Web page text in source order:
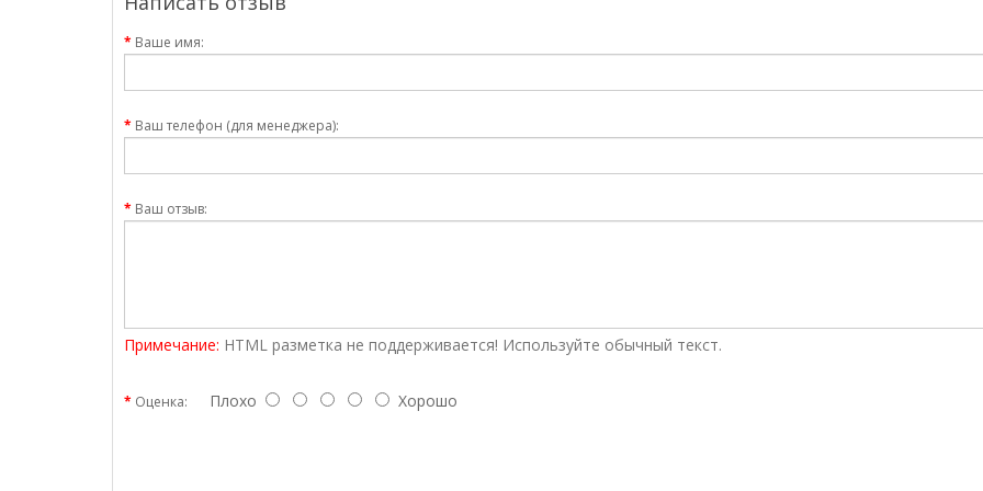
Ваше имя:
Ваш телефон (для менеджера):
Ваш отзыв:
Примечание: HTML разметка не поддерживается! Используйте обычный текст.
Оценка: Плохо Хорошо